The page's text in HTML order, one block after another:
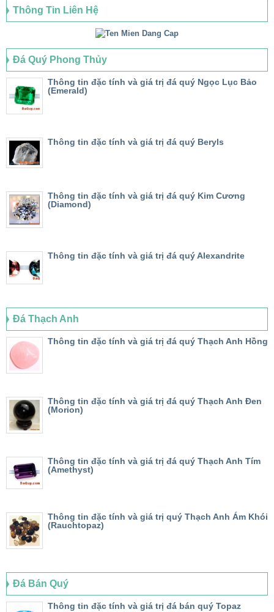
Thông Tin Liên Hệ
Đá Quý Phong Thủy
Thông tin đặc tính và giá trị đá quý Ngọc Lục Bảo
(Emerald)
Thông tin đặc tính và giá trị đá quý Beryls
Thông tin đặc tính và giá trị đá quý Kim Cương
(Diamond)
Thông tin đặc tính và giá trị đá quý Alexandrite
Đá Thạch Anh
Thông tin đặc tính và giá trị đá quý Thạch Anh Hồng
Thông tin đặc tính và giá trị đá quý Thạch Anh Đen
(Morion)
Thông tin đặc tính và giá trị đá quý Thạch Anh Tím
(Amethyst)
Thông tin đặc tính và giá trị quý Thạch Anh Ám Khói
(Rauchtopaz)
Đá Bán Quý
Thông tin đặc tính và giá trị đá bán quý Topaz